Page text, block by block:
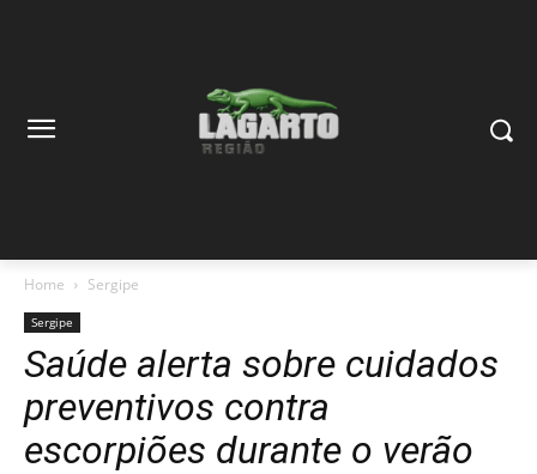
Home Sergipe
Sergipe
Saúde alerta sobre cuidados
preventivos contra
escorpiões durante o verão